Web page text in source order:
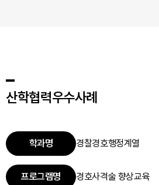
산학협력우수사례
학과명 경찰경호행정계열
프로그램명 경호사격술 향상교육